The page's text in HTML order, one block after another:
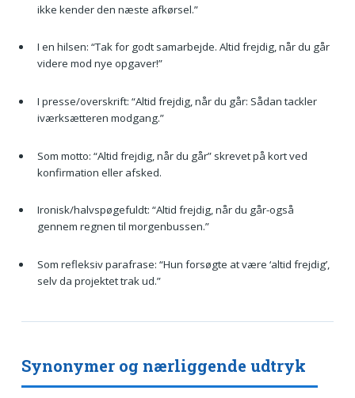
ikke kender den næste afkørsel.”
I en hilsen: “Tak for godt samarbejde. Altid frejdig, når du går
videre mod nye opgaver!”
I presse/overskrift: “Altid frejdig, når du går: Sådan tackler
iværksætteren modgang.”
Som motto: “Altid frejdig, når du går” skrevet på kort ved
konfirmation eller afsked.
Ironisk/halvspøgefuldt: “Altid frejdig, når du går-også
gennem regnen til morgenbussen.”
Som refleksiv parafrase: “Hun forsøgte at være ‘altid frejdig’,
selv da projektet trak ud.”
Synonymer og nærliggende udtryk